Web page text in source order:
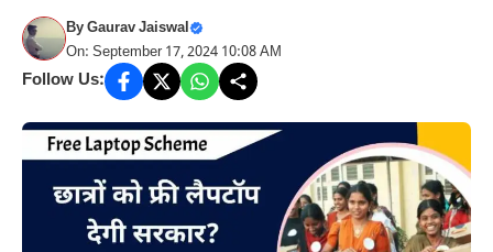
ByGaurav Jaiswal
On: September 17, 2024 10:08 AM
Follow Us: